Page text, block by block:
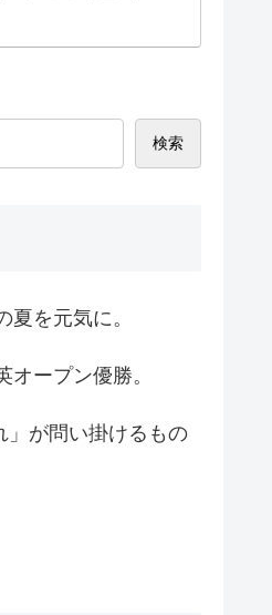
検索
夏を元気に。
オープン優勝。
」が問い掛けるもの